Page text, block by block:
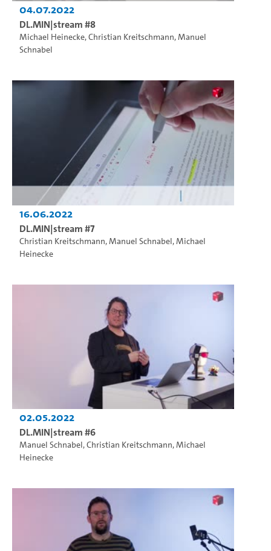
04.07.2022
DL.MIN|stream #8
Michael Heinecke,Christian Kreitschmann,Manuel
Schnabel
16.06.2022
DL.MIN|stream #7
Christian Kreitschmann,Manuel Schnabel,Michael
Heinecke
02.05.2022
DL.MIN|stream #6
Manuel Schnabel,Christian Kreitschmann,Michael
Heinecke